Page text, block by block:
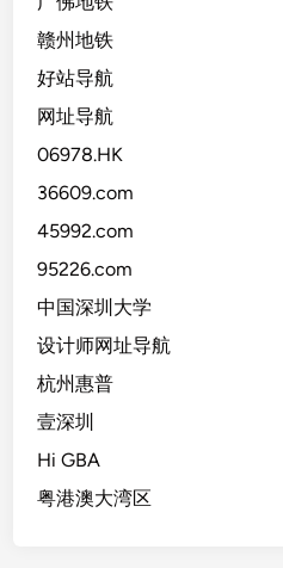
赣州地铁
好站导航
网址导航
06978.HK
36609.com
45992.com
95226.com
中国深圳大学
设计师网址导航
杭州惠普
壹深圳
Hi GBA
粤港澳大湾区